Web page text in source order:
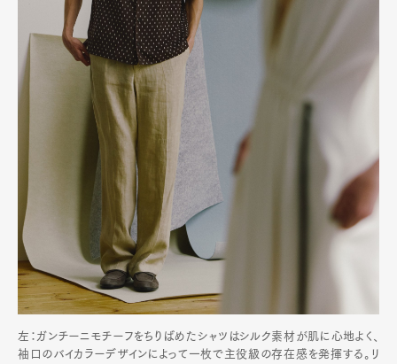
左：ガンチーニモチーフをちりばめたシャツはシルク素材が肌に心地よく、
袖口のバイカラーデザインによって一枚で主役級の存在感を発揮する。リ